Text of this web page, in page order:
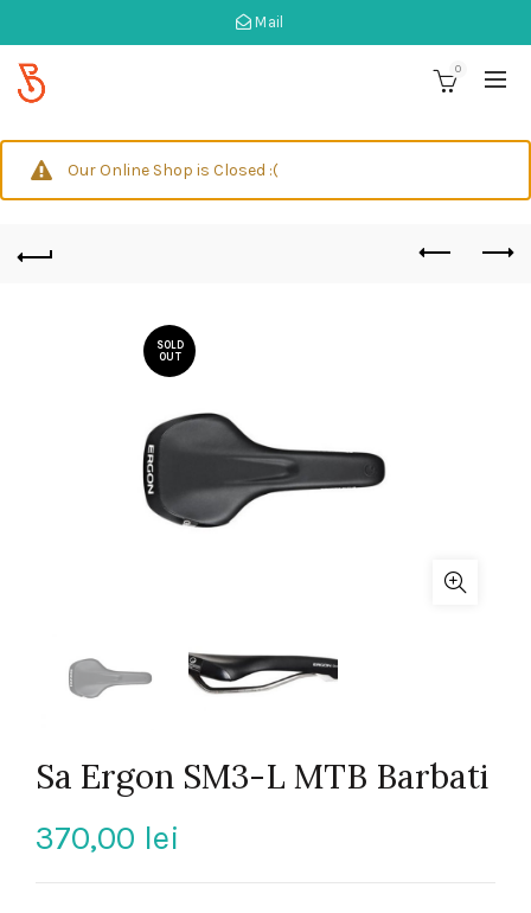
Mail
0
Our Online Shop is Closed :(
SOLD
OUT
Sa Ergon SM3-L MTB Barbati
370,00 lei